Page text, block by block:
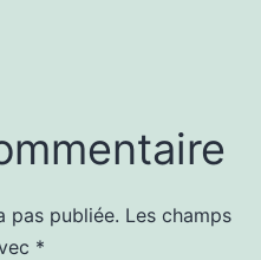
pas publiée. Les champs
*